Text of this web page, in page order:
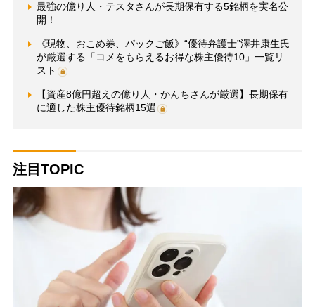
最強の億り人・テスタさんが長期保有する5銘柄を実名公
開！
《現物、おこめ券、パックご飯》“優待弁護士”澤井康生氏
が厳選する「コメをもらえるお得な株主優待10」一覧リ
スト
【資産8億円超えの億り人・かんちさんが厳選】長期保有
に適した株主優待銘柄15選
注目TOPIC